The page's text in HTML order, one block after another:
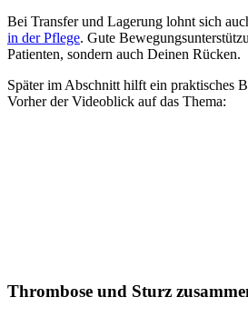
Bei Transfer und Lagerung lohnt sich
in der Pflege. Gute
Patienten, sondern auch Deinen Rücken.
Später im Abschnitt hilft ein praktisches
Vorher der Videoblick auf das Thema:
Thrombose und Sturz